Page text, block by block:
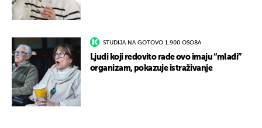
STUDIJA NA GOTOVO 1.900 OSOBA
Ljudi koji redovito rade ovo imaju “mlađi”
organizam, pokazuje istraživanje